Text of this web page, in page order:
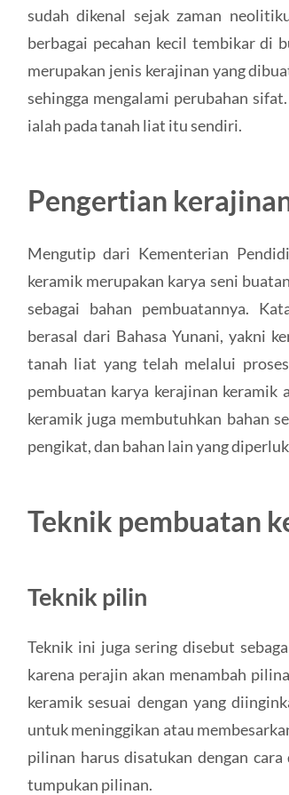
sudah dikenal sejak zaman
berbagai pecahan kecil tembikar di
merupakan jenis kerajinan yang
sehingga mengalami perubahan
ialah pada tanah liat itu sendiri.
Pengertian
Mengutip dari Kementerian
keramik merupakan karya seni
sebagai bahan pembuatannya.
berasal dari Bahasa Yunani, yakni
tanah liat yang telah melalui
pembuatan karya kerajinan
keramik juga membutuhkan bahan
pengikat, dan bahan lain yang
Teknik pembuatan
Teknik pilin
Teknik ini juga sering disebut
karena perajin akan menambah
keramik sesuai dengan yang
untuk meninggikan atau
pilinan harus disatukan dengan
tumpukan pilinan.